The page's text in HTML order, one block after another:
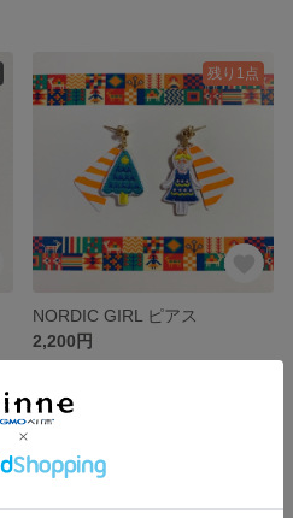
残り1点
NORDIC GIRL ピアス
2,200円